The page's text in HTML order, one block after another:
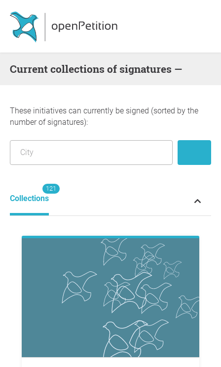
Current collections of signatures —
These initiatives can currently be signed (sorted by the
number of signatures):
Collections
121